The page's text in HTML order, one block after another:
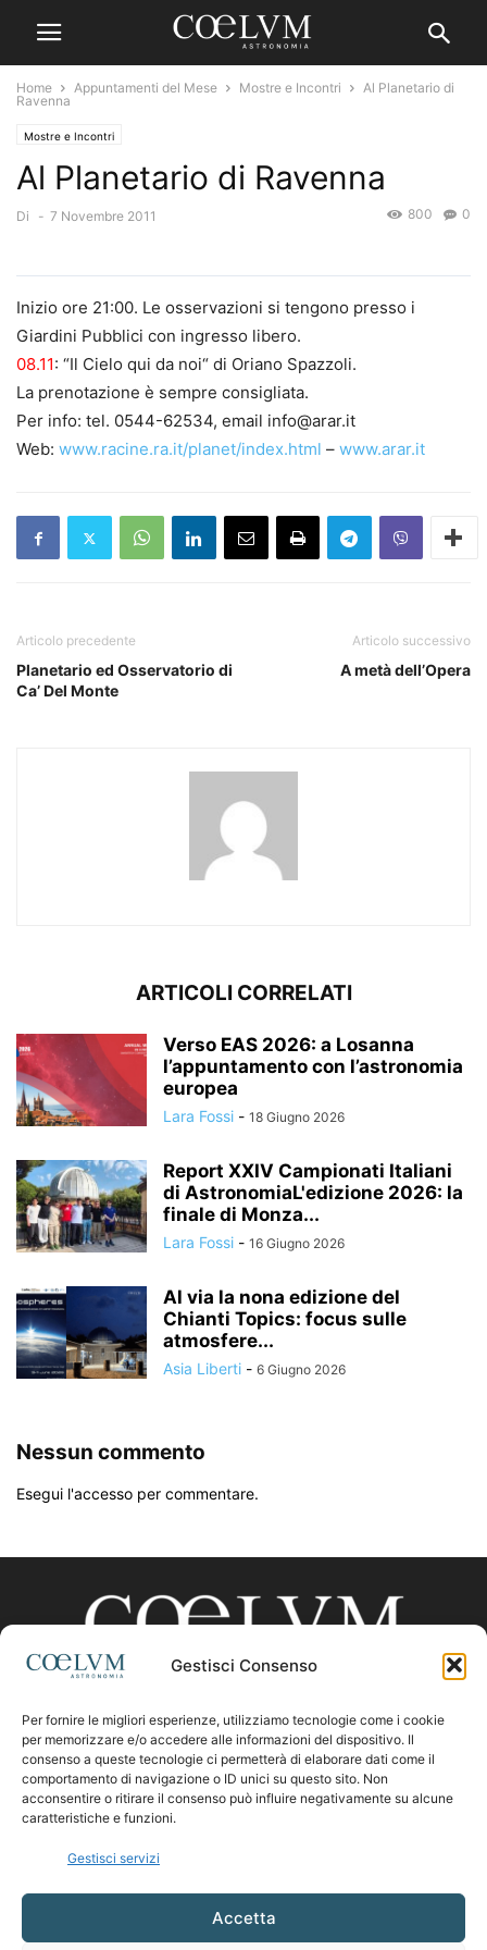
Gestisci Consenso
Per fornire le migliori esperienze, utilizziamo tecnologie come i cookie
per memorizzare e/o accedere alle informazioni del dispositivo. Il
consenso a queste tecnologie ci permetterà di elaborare dati come il
comportamento di navigazione o ID unici su questo sito. Non
acconsentire o ritirare il consenso può influire negativamente su alcune
caratteristiche e funzioni.
Gestisci servizi
Accetta
Home Appuntamenti del Mese Mostre e Incontri
Al Planetario di
Ravenna
Mostre e Incontri
Al Planetario di Ravenna
Di - 7 Novembre 2011 0
800
Inizio ore 21:00. Le osservazioni si tengono presso i
Giardini Pubblici con ingresso libero.
08.11: “Il Cielo qui da noi“ di Oriano Spazzoli.
La prenotazione è sempre consigliata.
Per info: tel. 0544-62534, email info@arar.it
Web: www.racine.ra.it/planet/index.html – www.arar.it
Articolo precedente
Planetario ed Osservatorio di
Ca’ Del Monte
Articolo successivo
A metà dell’Opera
ARTICOLI CORRELATI
Verso EAS 2026: a Losanna
l’appuntamento con l’astronomia
europea
Lara Fossi - 18 Giugno 2026
Report XXIV Campionati Italiani
di AstronomiaL'edizione 2026: la
finale di Monza...
Lara Fossi - 16 Giugno 2026
Al via la nona edizione del
Chianti Topics: focus sulle
atmosfere...
Asia Liberti - 6 Giugno 2026
Nessun commento
Esegui l'accesso per commentare.
CHI SIAMO
Contattaci:coelumastro@coelum.com